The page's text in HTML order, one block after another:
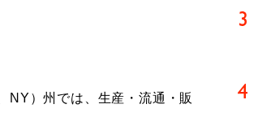
）州では、生産・流通・販